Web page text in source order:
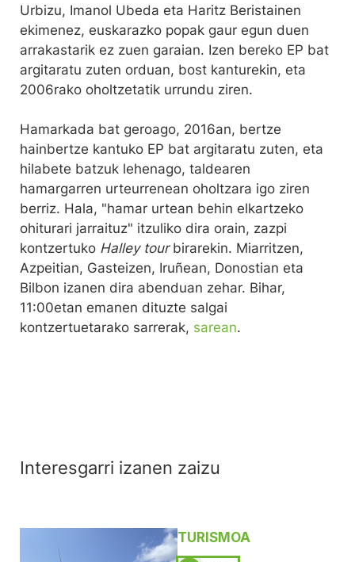
Urbizu, Imanol Ubeda eta Haritz Beristainen
ekimenez, euskarazko popak gaur egun duen
arrakastarik ez zuen garaian. Izen bereko EP bat
argitaratu zuten orduan, bost kanturekin, eta
2006rako oholtzetatik urrundu ziren.
Hamarkada bat geroago, 2016an, bertze
hainbertze kantuko EP bat argitaratu zuten, eta
hilabete batzuk lehenago, taldearen
hamargarren urteurrenean oholtzara igo ziren
berriz. Hala, "hamar urtean behin elkartzeko
ohiturari jarraituz" itzuliko dira orain, zazpi
kontzertuko Halley tour birarekin. Miarritzen,
Azpeitian, Gasteizen, Iruñean, Donostian eta
Bilbon izanen dira abenduan zehar. Bihar,
11:00etan emanen dituzte salgai
kontzertuetarako sarrerak, sarean.
Interesgarri izanen zaizu
TURISMOA